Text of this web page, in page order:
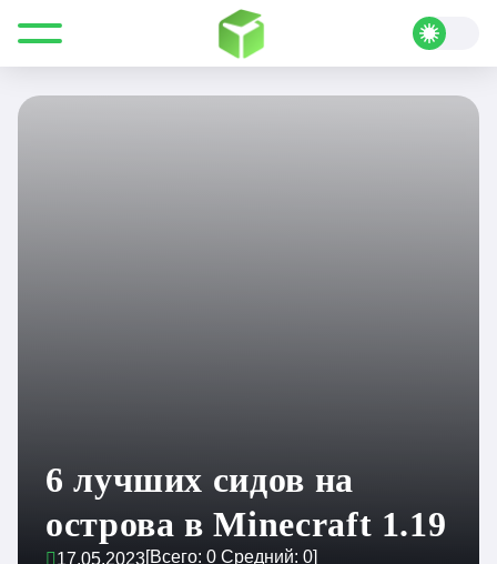
Все для Minecraft Полезные статьи
Подборки
6 лучших сидов на острова в Minecraft 1.19
6 лучших сидов на
острова в Minecraft 1.19
17.05.2023[Всего: 0 Средний: 0]